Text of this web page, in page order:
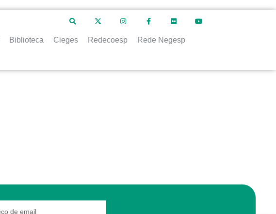
Biblioteca Cieges Redecoesp Rede Negesp